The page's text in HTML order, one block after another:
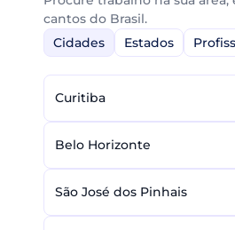
cantos do Brasil.
Cidades
Estados
Curitiba
Belo Horizonte
São José dos Pinhais